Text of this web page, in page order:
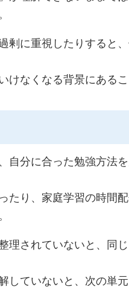
剰に重視したりすると
なくなる背景にある
自分に合った勉強方法
たり、家庭学習の時間
理されていないと、同
していないと、次の単